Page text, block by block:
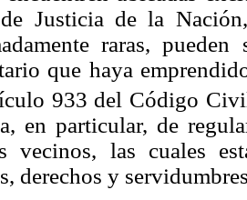
Justicia de la
raras,
que haya
933 del Código
en particular, de
vecinos, las cuales
derechos y